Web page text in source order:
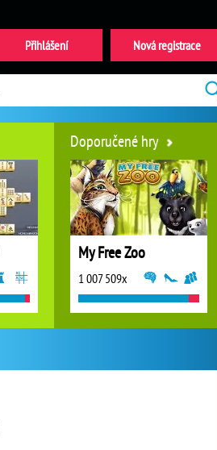
Doporučené hry
My Free Zoo
1 007 509x
Nová registrace
Přihlášení